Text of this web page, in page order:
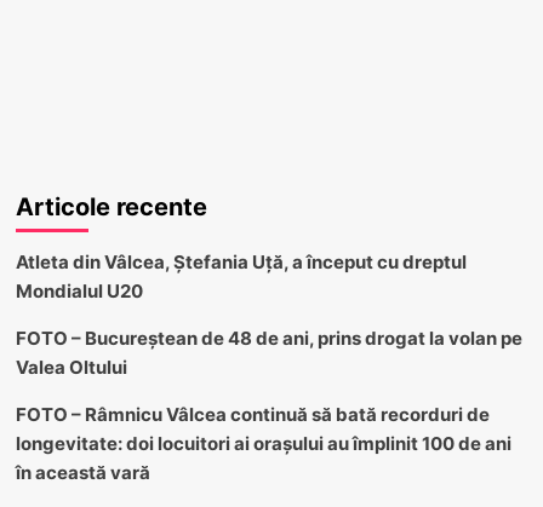
Articole recente
Atleta din Vâlcea, Ștefania Uță, a început cu dreptul
Mondialul U20
FOTO – Bucureștean de 48 de ani, prins drogat la volan pe
Valea Oltului
FOTO – Râmnicu Vâlcea continuă să bată recorduri de
longevitate: doi locuitori ai orașului au împlinit 100 de ani
în această vară